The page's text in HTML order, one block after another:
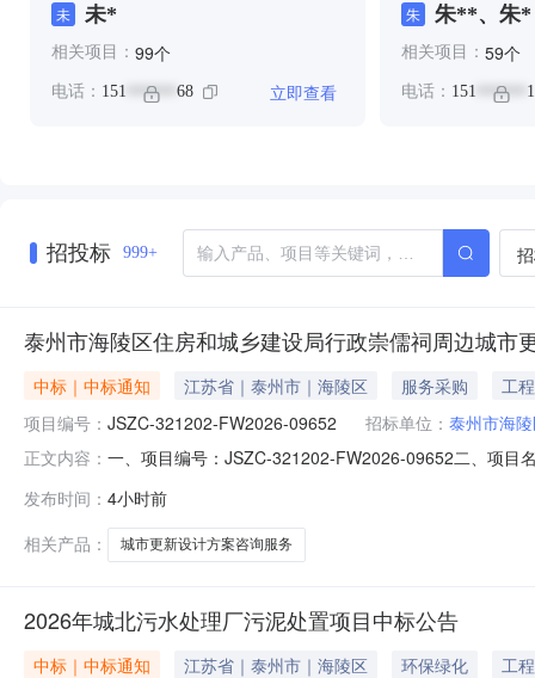
未 未*
相关项目： 99个
电话： 151 ****** 68 立即查看
朱 朱**、朱*
相关项目： 59个
电话： 151 ******
招投标 999+
泰州市海陵区住房和城乡建设局行政崇儒祠周边城市
中标｜中标通知 江苏省｜泰州市｜海陵区 服务采购
工程
项目编号： JSZC-321202-FW2026-09652 招标单位： 泰州市海
正文内容： 一、项目编号：JSZC-321202-FW2026-09652二、项目
术服务/其他专业技术服务项目预算：￥990000.0项目地
发布时间： 4小时前
相关产品：
城市更新设计方案咨询服务
2026年城北污水处理厂污泥处置项目中标公告
中标｜中标通知 江苏省｜泰州市｜海陵区 环保绿化
工程